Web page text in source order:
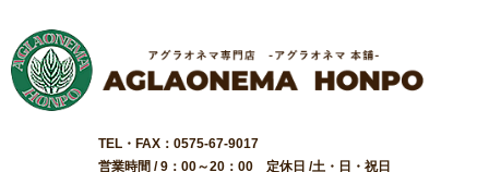
TEL・FAX：0575-67-9017
営業時間 / 9：00～20：00 定休日 /土・日・祝日